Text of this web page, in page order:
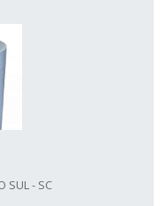
SUL - SC